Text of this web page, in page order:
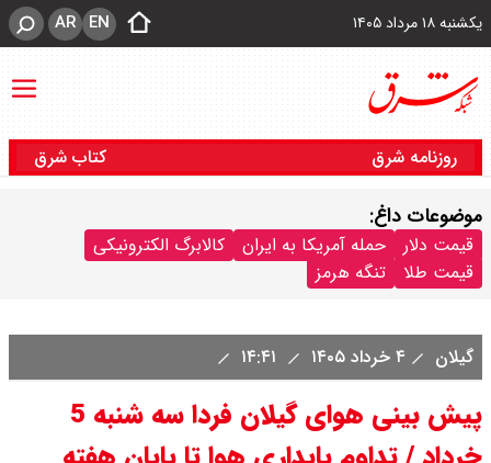
یکشنبه ۱۸ مرداد ۱۴۰۵ EN
AR
روزنامه شرق کتاب شرق
موضوعات داغ:
قیمت دلار حمله آمریکا به ایران
کالابرگ الکترونیکی
قیمت طلا
تنگه هرمز
گیلان ۴ خرداد ۱۴۰۵
پیش بینی هوای گیلان فردا سه شنبه 5